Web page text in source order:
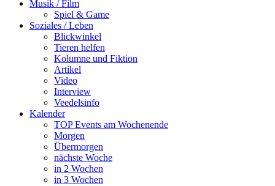
Musik / Film
Spiel & Game
Soziales / Leben
Blickwinkel
Tieren helfen
Kolumne und Fiktion
Artikel
Video
Interview
Veedelsinfo
Kalender
TOP Events am Wochenende
Morgen
Übermorgen
nächste Woche
in 2 Wochen
in 3 Wochen